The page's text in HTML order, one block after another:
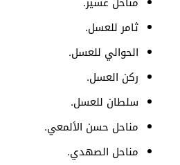
ثامر للعسل.
الحوالي للعسل.
ركن العسل.
سلطان للعسل.
مناحل حسن الألمعي.
مناحل الصهدي.